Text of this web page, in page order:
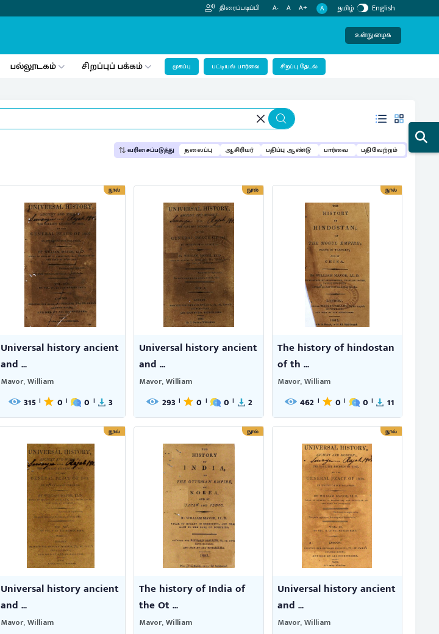
திரைப்படிப்பி A- A A+ A தமிழ் English
உள்நுழைக
பல்லூடகம் சிறப்புப் பக்கம் முகப்பு பட்டியல் பார்வை சிறப்பு தேடல்
வரிசைப்படுத்து தலைப்பு ஆசிரியர் பதிப்பு ஆண்டு பார்வை பதிவேற்றம்
நூல்
Universal history ancient
and ...
Mavor, William
315 | 0 | 0 | 3
நூல்
Universal history ancient
and ...
Mavor, William
293 | 0 | 0 | 2
நூல்
The history of hindostan
of th ...
Mavor, William
462 | 0 | 0 | 11
நூல்
Universal history ancient
and ...
Mavor, William
நூல்
The history of India of
the Ot ...
Mavor, William
நூல்
Universal history ancient
and ...
Mavor, William